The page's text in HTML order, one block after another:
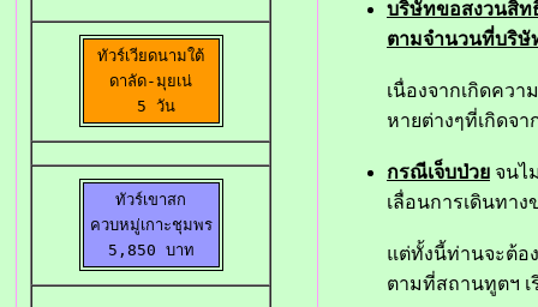
ทัวร์เวียดนามใต้
ดาลัด-มุยเน่
  5 วัน
ทัวร์เขาสก
ควบหมู่เกาะชุมพร
5,850 บาท
บริษัทขอสงวนสิท
ตามจำนวนที่บริ
เนื่องจากเกิดคว
หายต่างๆที่เกิดจ
กรณีเจ็บป่วย จนไ
เลื่อนการเดินทา
แต่ทั้งนี้ท่านจะต้อ
ตามที่สถานทูตฯ เ